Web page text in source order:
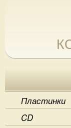
Пластинки
CD